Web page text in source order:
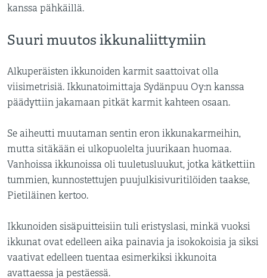
kanssa pähkäillä.
Suuri muutos ikkunaliittymiin
Alkuperäisten ikkunoiden karmit saattoivat olla
viisimetrisiä. Ikkunatoimittaja Sydänpuu Oy:n kanssa
päädyttiin jakamaan pitkät karmit kahteen osaan.
Se aiheutti muutaman sentin eron ikkunakarmeihin,
mutta sitäkään ei ulkopuolelta juurikaan huomaa.
Vanhoissa ikkunoissa oli tuuletusluukut, jotka kätkettiin
tummien, kunnostettujen puujulkisivuritilöiden taakse,
Pietiläinen kertoo.
Ikkunoiden sisäpuitteisiin tuli eristyslasi, minkä vuoksi
ikkunat ovat edelleen aika painavia ja isokokoisia ja siksi
vaativat edelleen tuentaa esimerkiksi ikkunoita
avattaessa ja pestäessä.